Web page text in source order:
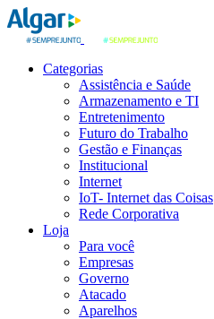
Categorias
Assistência e Saúde
Armazenamento e TI
Entretenimento
Futuro do Trabalho
Gestão e Finanças
Institucional
Internet
IoT- Internet das Coisas
Rede Corporativa
Loja
Para você
Empresas
Governo
Atacado
Aparelhos